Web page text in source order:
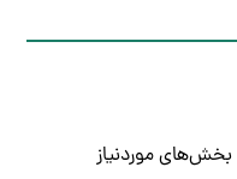
بخش‌های موردنیاز